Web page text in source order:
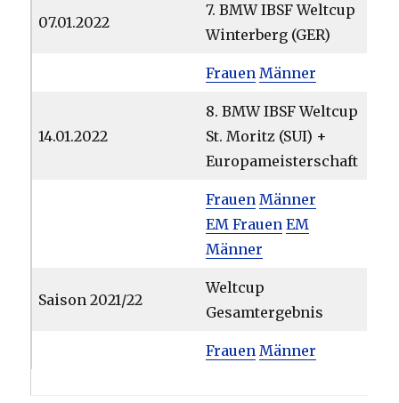
07.01.2022
7. BMW IBSF Weltcup
Winterberg (GER)
Frauen Männer
14.01.2022
8. BMW IBSF Weltcup
St. Moritz (SUI) +
Europameisterschaft
Frauen Männer
EM Frauen EM
Männer
Saison 2021/22
Weltcup
Gesamtergebnis
Frauen Männer